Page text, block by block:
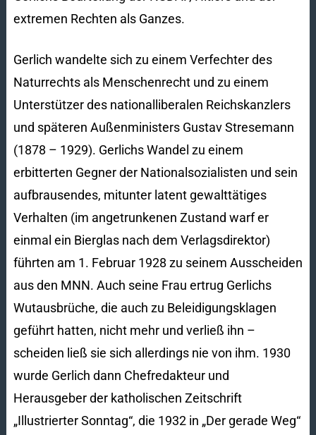
extremen Rechten als Ganzes.
Gerlich wandelte sich zu einem Verfechter des
Naturrechts als Menschenrecht und zu einem
Unterstützer des nationalliberalen Reichskanzlers
und späteren Außenministers Gustav Stresemann
(1878 – 1929). Gerlichs Wandel zu einem
erbitterten Gegner der Nationalsozialisten und sein
aufbrausendes, mitunter latent gewalttätiges
Verhalten (im angetrunkenen Zustand warf er
einmal ein Bierglas nach dem Verlagsdirektor)
führten am 1. Februar 1928 zu seinem Ausscheiden
aus den MNN. Auch seine Frau ertrug Gerlichs
Wutausbrüche, die auch zu Beleidigungsklagen
geführt hatten, nicht mehr und verließ ihn –
scheiden ließ sie sich allerdings nie von ihm. 1930
wurde Gerlich dann Chefredakteur und
Herausgeber der katholischen Zeitschrift
„Illustrierter Sonntag“, die 1932 in „Der gerade Weg“